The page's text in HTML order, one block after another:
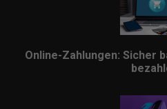
Online-Zahlungen: Sicher